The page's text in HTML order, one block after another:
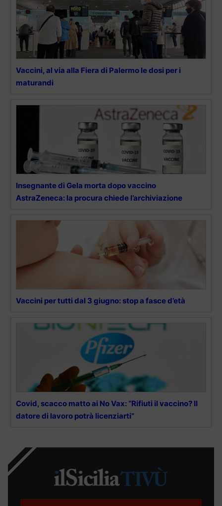
Vaccini, al via alla Fiera di Palermo le dosi per i
maturandi
Insegnante di Gela morta dopo vaccino
AstraZeneca: la procura chiede l’archiviazione
Vaccini per tutti dal 3 giugno: stop a fasce d’età
Covid, scacco matto ai No Vax: “Rifiuti il vaccino? Il
datore di lavoro potrà licenziarti”